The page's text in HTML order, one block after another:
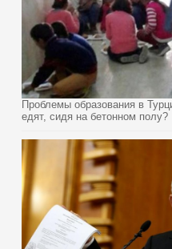
Проблемы образования в
едят, сидя на бетонном полу?